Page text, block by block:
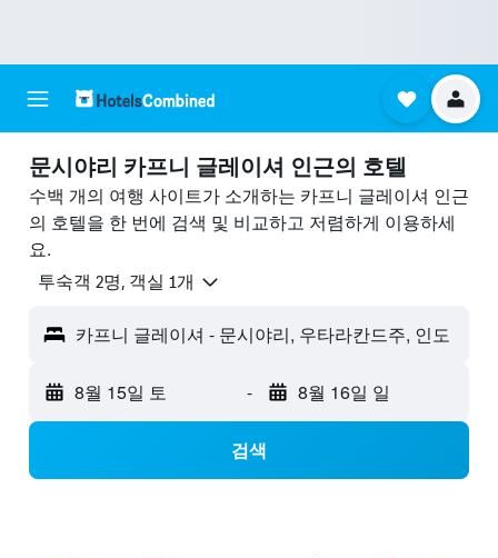
문시야리 카프니 글레이셔 ​인근의 호텔
수백 개의 여행 사이트가 소개하는 카프니 글레이셔 인근
의 호텔을 한 번에 검색 및 비교하고 저렴하게 이용하세
요.
​투숙객 2​명, ​객실 1개
카프니 글레이셔 - 문시야리, 우타라칸드주, 인도
8월 15일 토 - 8월 16일 일
검색